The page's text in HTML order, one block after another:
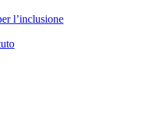
l’inclusione